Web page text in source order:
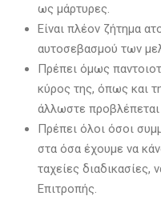
ως μάρτυρες.
Είναι πλέον ζήτημα
αυτοσεβασμού των
Πρέπει όμως
κύρος της, όπως και
άλλωστε προβλέπεται
Πρέπει όλοι όσοι
στα όσα έχουμε να
ταχείες
Επιτροπής.